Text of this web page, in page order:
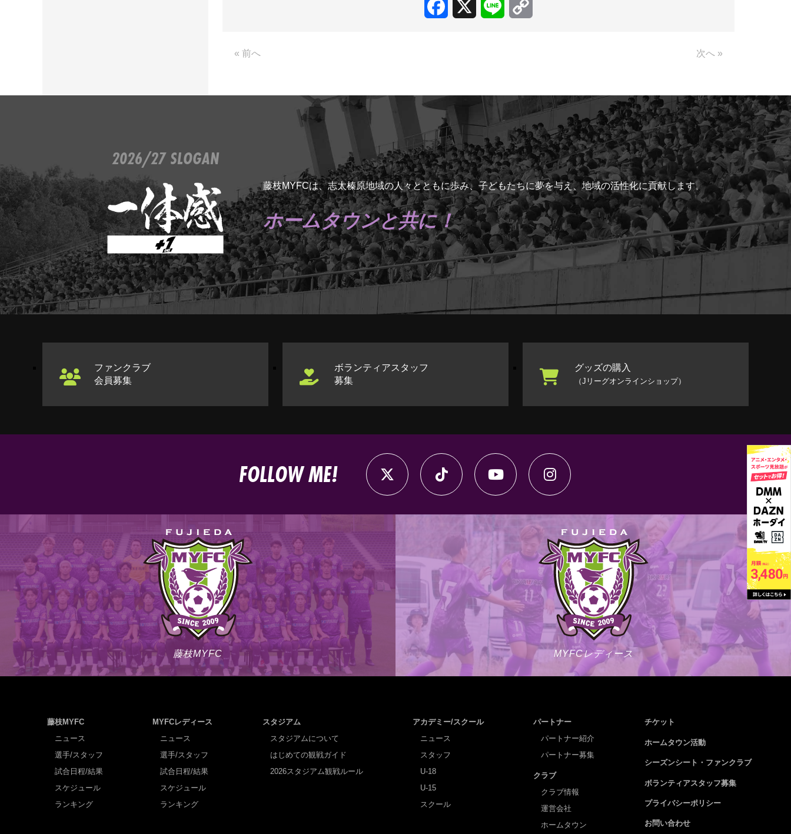
Facebook Line
« 前へ 次へ »
2026/27 SLOGAN
藤枝MYFCは、志太榛原地域の人々とともに歩み、子どもたちに夢を与え、地域の活性化に貢献します。
ホームタウンと共に！
ファンクラブ
会員募集
ボランティアスタッフ
募集
グッズの購入
（Jリーグオンラインショップ）
FOLLOW ME!
藤枝MYFC MYFCレディース
藤枝MYFC
ニュース
選手/スタッフ
試合日程/結果
スケジュール
ランキング
MYFCレディース
ニュース
選手/スタッフ
試合日程/結果
スケジュール
ランキング
スタジアム
スタジアムについて
はじめての観戦ガイド
2026スタジアム観戦ルール
アカデミー/スクール
ニュース
スタッフ
U-18
U-15
スクール
パートナー
パートナー紹介
パートナー募集
クラブ
クラブ情報
運営会社
ホームタウン
チケット
ホームタウン活動
シーズンシート・ファンクラブ
ボランティアスタッフ募集
プライバシーポリシー
お問い合わせ